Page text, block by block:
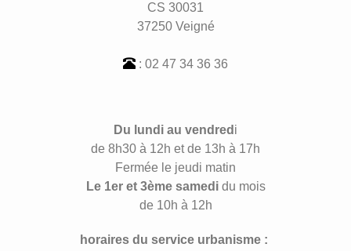
CS 30031
37250 Veigné
: 02 47 34 36 36
Du lundi au vendred i
de 8h30 à 12h et de 13h à 17h
Fermée le jeudi matin
Le 1er et 3ème samedidu mois
de 10h à 12h
horaires du service urbanisme :